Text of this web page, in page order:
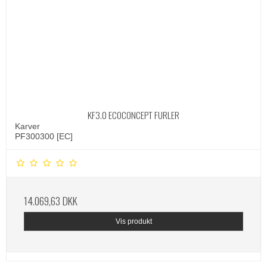
KF3.0 ECOCONCEPT FURLER
Karver
PF300300 [EC]
14.069,63 DKK
Vis produkt